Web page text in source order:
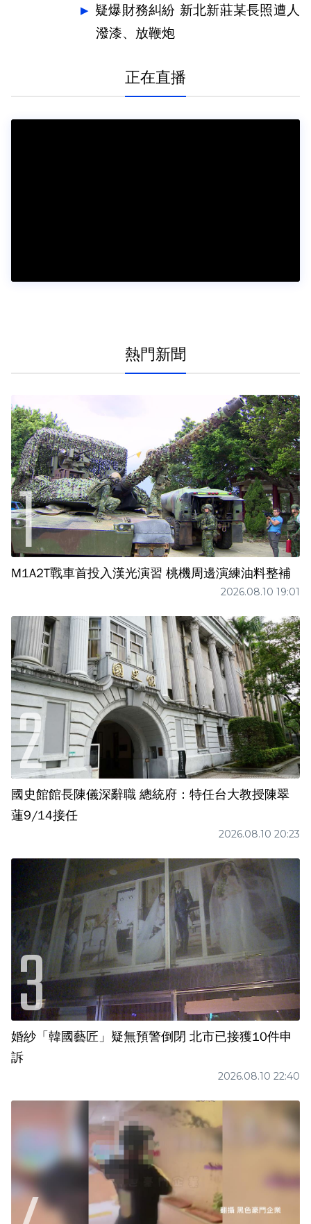
題
疑爆財務糾紛 新北新莊某長照遭人
潑漆、放鞭炮
正在直播
熱門新聞
M1A2T戰車首投入漢光演習 桃機周邊演練油料整補
2026.08.10 19:01
國史館館長陳儀深辭職 總統府：特任台大教授陳翠
蓮9/14接任
2026.08.10 20:23
婚紗「韓國藝匠」疑無預警倒閉 北市已接獲10件申
訴
2026.08.10 22:40